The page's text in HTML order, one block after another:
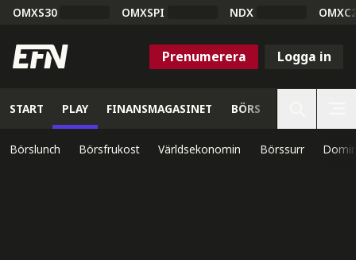
OMXS30 OMXSPI NDX
Prenumerera Logga in
START PLAY FINANSMAGASINET BÖRS
Börslunch Börsfrukost Världsekonomin Börssurr